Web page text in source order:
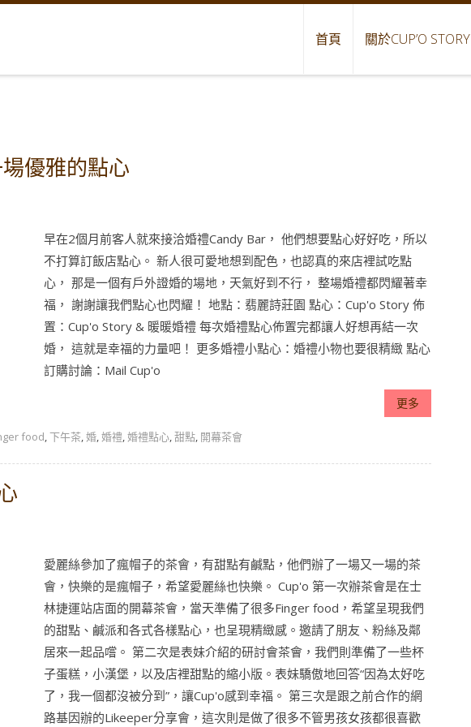
首頁 關於CUP’O STORY
優雅的點心
早在2個月前客人就來接洽婚禮Candy Bar， 他們想要點心好好吃，所以
不打算訂飯店點心。 新人很可愛地想到配色，也認真的來店裡試吃點
心， 那是一個有戶外證婚的場地，天氣好到不行， 整場婚禮都閃耀著幸
福， 謝謝讓我們點心也閃耀！ 地點：翡麗詩莊園 點心：Cup'o Story 佈
置：Cup'o Story & 暖暖婚禮 每次婚禮點心佈置完都讓人好想再結一次
婚， 這就是幸福的力量吧！ 更多婚禮小點心：婚禮小物也要很精緻 點心
訂購討論：Mail Cup'o
更多
food,下午茶,婚,婚禮,婚禮點心,甜點, 開幕茶會
愛麗絲參加了瘋帽子的茶會，有甜點有鹹點，他們辦了一場又一場的茶
會，快樂的是瘋帽子，希望愛麗絲也快樂。 Cup'o 第一次辦茶會是在士
林捷運站店面的開幕茶會，當天準備了很多Finger food，希望呈現我們
的甜點、鹹派和各式各樣點心，也呈現精緻感。邀請了朋友、粉絲及鄰
居來一起品嚐。 第二次是表妹介紹的研討會茶會，我們則準備了一些杯
子蛋糕，小漢堡，以及店裡甜點的縮小版。表妹驕傲地回答“因為太好吃
了，我一個都沒被分到”，讓Cup'o感到幸福。 第三次是跟之前合作的網
路基因辦的Likeeper分享會，這次則是做了很多不管男孩女孩都很喜歡